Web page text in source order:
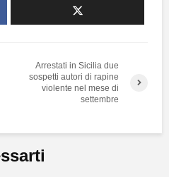
Arrestati in Sicilia due
sospetti autori di rapine
violente nel mese di
settembre